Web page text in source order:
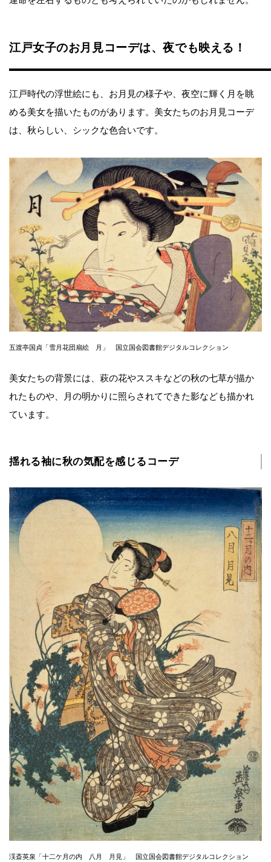
江戸女子のお月見コーデは、夜でも映える！
江戸時代の浮世絵にも、お月見の様子や、夜空に輝く月を眺
める美女を描いたものがあります。美女たちのお月見コーデ
は、秋らしい、シックな色合いです。
五渡亭国貞「雪月花団扇絵 月」 国立国会図書館デジタルコレクション
美女たちの背景には、萩の花やススキなどの秋の七草が描か
れたものや、月の明かりに照らされてできた影なども描かれ
ています。
揺れる袖に秋の気配を感じるコーデ
渓斎英泉「十二ケ月の内 八月 月見」 国立国会図書館デジタルコレクション